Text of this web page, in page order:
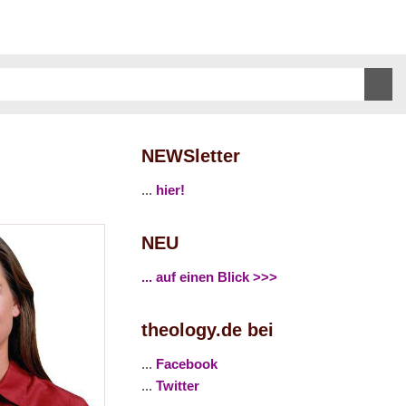
NEWSletter
... hier!
NEU
... auf einen Blick >>>
theology.de bei
... Facebook
... Twitter